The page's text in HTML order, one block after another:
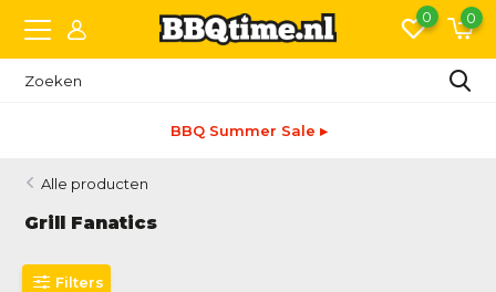
0 0
BBQ Summer Sale ▸
Alle producten
Grill Fanatics
Filters